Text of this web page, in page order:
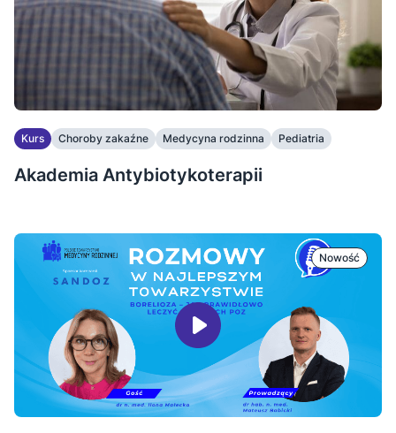
Kurs Choroby zakaźne Medycyna rodzinna Pediatria
Akademia Antybiotykoterapii
Nowość